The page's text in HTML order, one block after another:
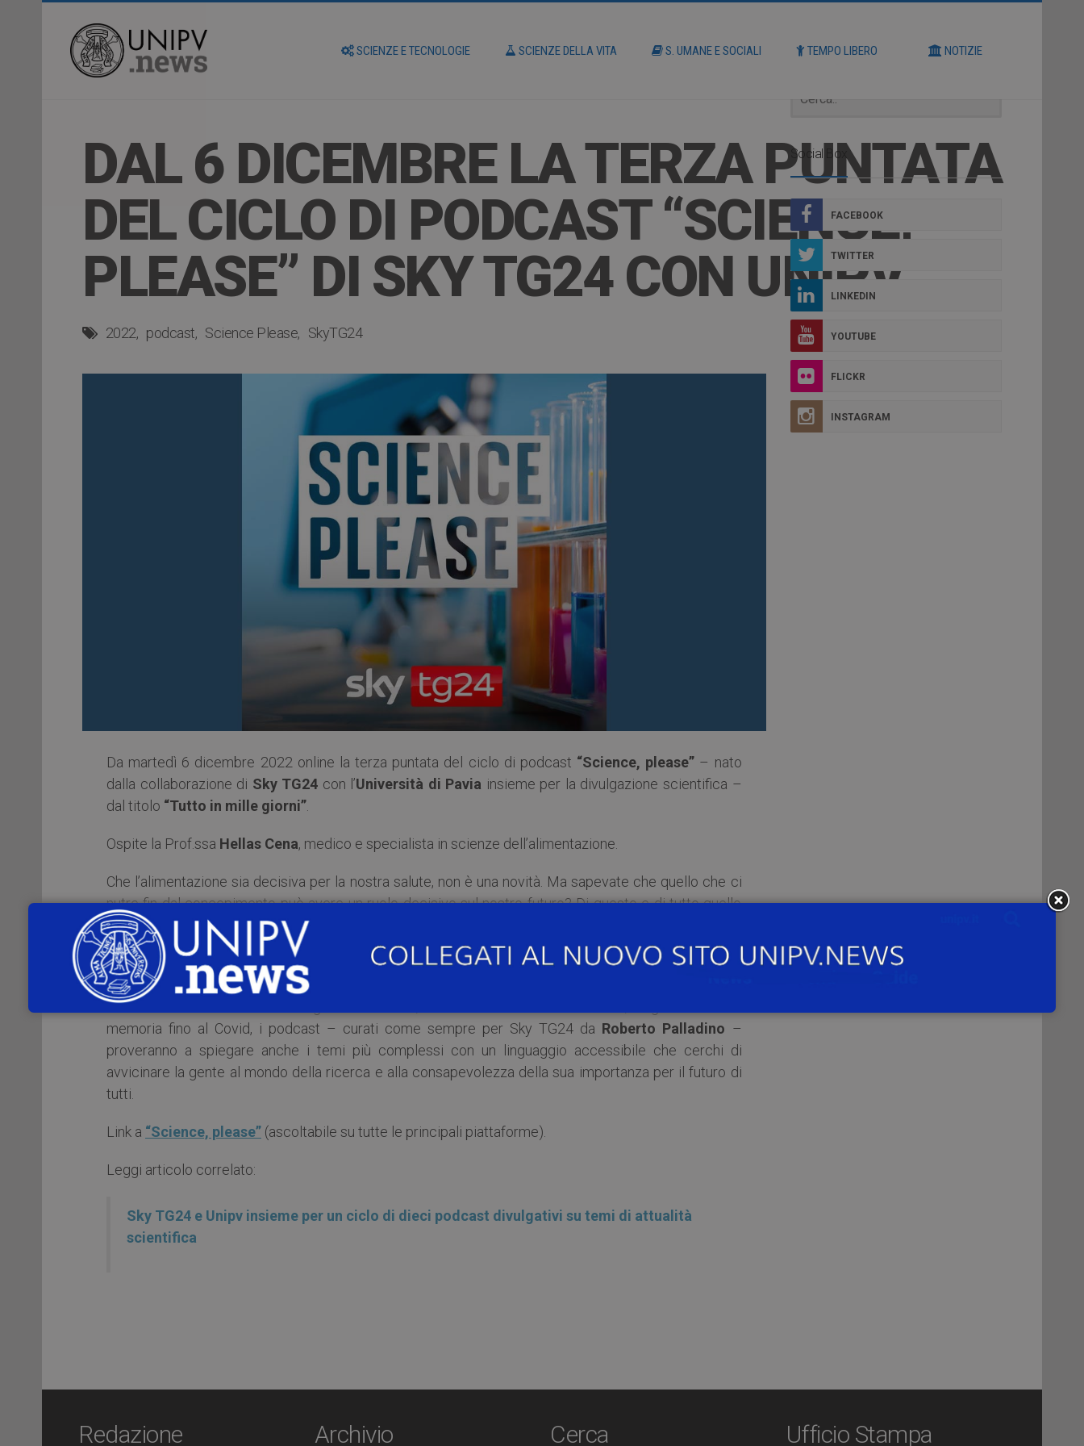
SCIENZE E TECNOLOGIE SCIENZE DELLA VITA S. UMANE E SOCIALI TEMPO LIBERO NOTIZIE
DAL 6 DICEMBRE LA TERZA PUNTATA
DEL CICLO DI PODCAST “SCIENCE,
PLEASE” DI SKY TG24 CON UNIPV
2022 podcast Science Please SkyTG24
Da martedì 6 dicembre 2022 online la terza puntata del ciclo di podcast “Science, please” – nato
dalla collaborazione di Sky TG24 con l’Università di Pavia insieme per la divulgazione scientifica –
dal titolo “Tutto in mille giorni”
Ospite la Prof.ssa Hellas Cena, medico e specialista in scienze dell’alimentazione.
Che l’alimentazione sia decisiva per la nostra salute, non è una novità. Ma sapevate che quello che ci
nutre fin dal concepimento può avere un ruolo decisivo sul nostro futuro? Di questo e di tutto quello
che avreste voluto sapere su cibo&salute, si parla in questa nuova puntata.
L’obiettivo di questo ciclo di podcast è la valorizzazione del rigore e dell’approccio scientifico alla
soluzione dei problemi, a discapito delle fake news, sempre più pericolose e diffuse nell’epoca dei
social. Dalla nutrizione all’intelligenza artificiale, dalla biodiversità ai terremoti, dagli studi sulla
memoria fino al Covid, i podcast – curati come sempre per Sky TG24 da Roberto Palladino –
proveranno a spiegare anche i temi più complessi con un linguaggio accessibile che cerchi di
avvicinare la gente al mondo della ricerca e alla consapevolezza della sua importanza per il futuro di
tutti.
Link a “Science, please” (ascoltabile su tutte le principali piattaforme).
Leggi articolo correlato:
Sky TG24 e Unipv insieme per un ciclo di dieci podcast divulgativi su temi di attualità
scientifica
Social Box
FACEBOOK
TWITTER
LINKEDIN
YOUTUBE
FLICKR
INSTAGRAM
Redazione Archivio Cerca Ufficio Stampa